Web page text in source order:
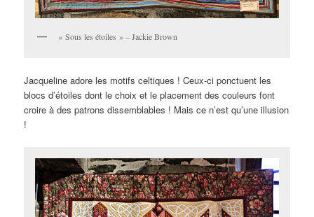
« Sous les étoiles » – Jackie Brown
Jacqueline adore les motifs celtiques ! Ceux-ci ponctuent les
blocs d’étoiles dont le choix et le placement des couleurs font
croire à des patrons dissemblables ! Mais ce n’est qu’une illusion
!